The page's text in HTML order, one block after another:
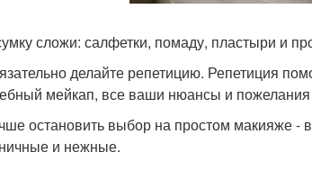
сложи: салфетки, помаду, пластыри и
делайте репетицию. Репетиция
мейкап, все ваши нюансы и пожелания
остановить выбор на простом макияже
и нежные.